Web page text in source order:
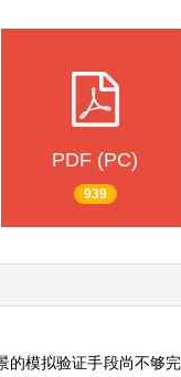
PDF (PC)
939
的模拟验证手段尚不够